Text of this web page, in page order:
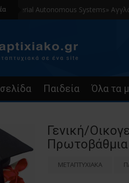
Autonomous Systems» Αγγλόφωνο
Παιδεία Όλα τα
Γενική/
Πρωτοβάθμια
ΜΕΤΑΠΤΥΧΙΑΚΑ